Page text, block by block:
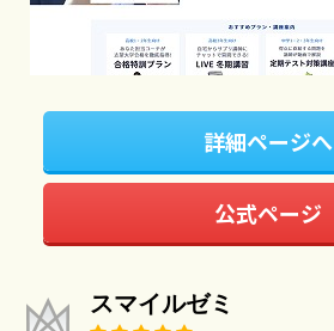
詳細ページへ
公式ページ
スマイルゼミ